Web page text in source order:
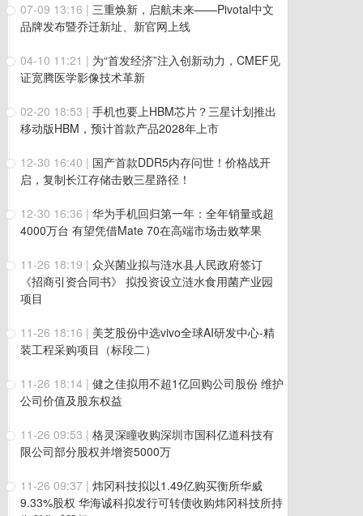
07-09 13:16 | 三重焕新，启航未来——Pivotal中文
品牌发布暨乔迁新址、新官网上线
04-10 11:21 | 为“首发经济”注入创新动力，CMEF见
证宽腾医学影像技术革新
02-20 18:53 | 手机也要上HBM芯片？三星计划推出
移动版HBM，预计首款产品2028年上市
12-30 16:40 | 国产首款DDR5内存问世！价格战开
启，复制长江存储击败三星路径！
12-30 16:36 | 华为手机回归第一年：全年销量或超
4000万台 有望凭借Mate 70在高端市场击败苹果
11-26 18:19 | 众兴菌业拟与涟水县人民政府签订
《招商引资合同书》 拟投资设立涟水食用菌产业园
项目
11-26 18:16 | 美芝股份中选vivo全球AI研发中心-精
装工程采购项目（标段二）
11-26 18:14 | 健之佳拟用不超1亿回购公司股份 维护
公司价值及股东权益
11-26 09:53 | 格灵深瞳收购深圳市国科亿道科技有
限公司部分股权并增资5000万
11-26 09:37 | 炜冈科技拟以1.49亿购买衡所华威
9.33%股权 华海诚科拟发行可转债收购炜冈科技所持